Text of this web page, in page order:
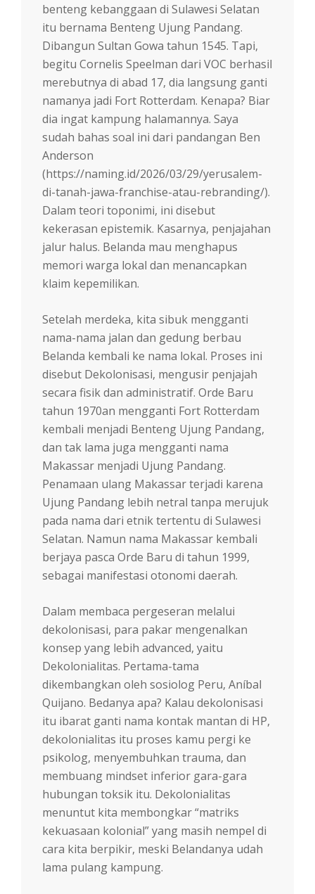
benteng kebanggaan di Sulawesi Selatan
itu bernama Benteng Ujung Pandang.
Dibangun Sultan Gowa tahun 1545. Tapi,
begitu Cornelis Speelman dari VOC berhasil
merebutnya di abad 17, dia langsung ganti
namanya jadi Fort Rotterdam. Kenapa? Biar
dia ingat kampung halamannya. Saya
sudah bahas soal ini dari pandangan Ben
Anderson
(https://naming.id/2026/03/29/yerusalem-
di-tanah-jawa-franchise-atau-rebranding/).
Dalam teori toponimi, ini disebut
kekerasan epistemik. Kasarnya, penjajahan
jalur halus. Belanda mau menghapus
memori warga lokal dan menancapkan
klaim kepemilikan.
Setelah merdeka, kita sibuk mengganti
nama-nama jalan dan gedung berbau
Belanda kembali ke nama lokal. Proses ini
disebut Dekolonisasi, mengusir penjajah
secara fisik dan administratif. Orde Baru
tahun 1970an mengganti Fort Rotterdam
kembali menjadi Benteng Ujung Pandang,
dan tak lama juga mengganti nama
Makassar menjadi Ujung Pandang.
Penamaan ulang Makassar terjadi karena
Ujung Pandang lebih netral tanpa merujuk
pada nama dari etnik tertentu di Sulawesi
Selatan. Namun nama Makassar kembali
berjaya pasca Orde Baru di tahun 1999,
sebagai manifestasi otonomi daerah.
Dalam membaca pergeseran melalui
dekolonisasi, para pakar mengenalkan
konsep yang lebih advanced, yaitu
Dekolonialitas. Pertama-tama
dikembangkan oleh sosiolog Peru, Aníbal
Quijano. Bedanya apa? Kalau dekolonisasi
itu ibarat ganti nama kontak mantan di HP,
dekolonialitas itu proses kamu pergi ke
psikolog, menyembuhkan trauma, dan
membuang mindset inferior gara-gara
hubungan toksik itu. Dekolonialitas
menuntut kita membongkar “matriks
kekuasaan kolonial” yang masih nempel di
cara kita berpikir, meski Belandanya udah
lama pulang kampung.